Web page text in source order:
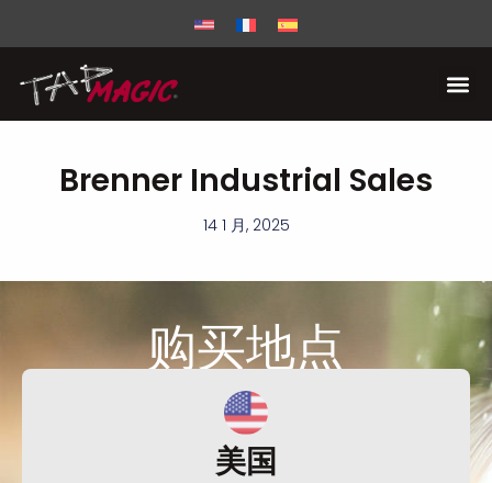
Brenner Industrial Sales
14 1 月, 2025
购买地点
美国